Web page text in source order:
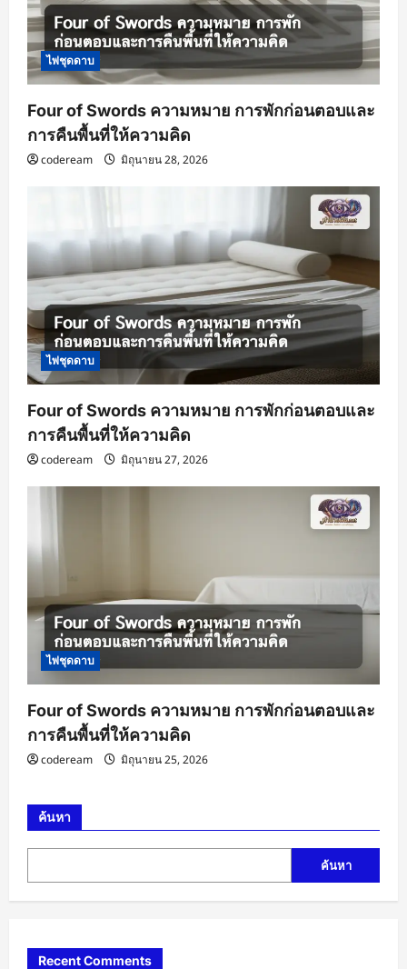
ไพ่ชุดดาบ
Four of Swords ความหมาย การพักก่อนตอบและ
การคืนพื้นที่ให้ความคิด
codeream มิถุนายน 28, 2026
ไพ่ชุดดาบ
Four of Swords ความหมาย การพักก่อนตอบและ
การคืนพื้นที่ให้ความคิด
codeream มิถุนายน 27, 2026
ไพ่ชุดดาบ
Four of Swords ความหมาย การพักก่อนตอบและ
การคืนพื้นที่ให้ความคิด
codeream มิถุนายน 25, 2026
ค้นหา
ค้นหา
Recent Comments